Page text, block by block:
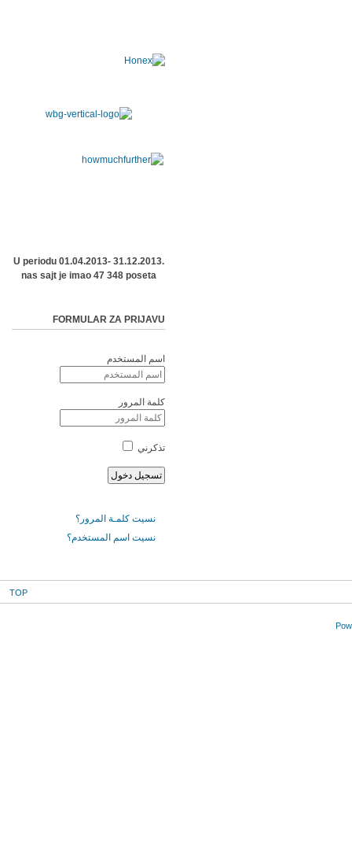
U periodu 01.04.2013- 31.12.2013.
nas sajt je imao 47 348 poseta
FORMULAR ZA PRIJAVU
اسم المستخدم
كلمة المرور
تذكرني
نسيت كلمـة المرور؟
نسيت اسم المستخدم؟
TOP